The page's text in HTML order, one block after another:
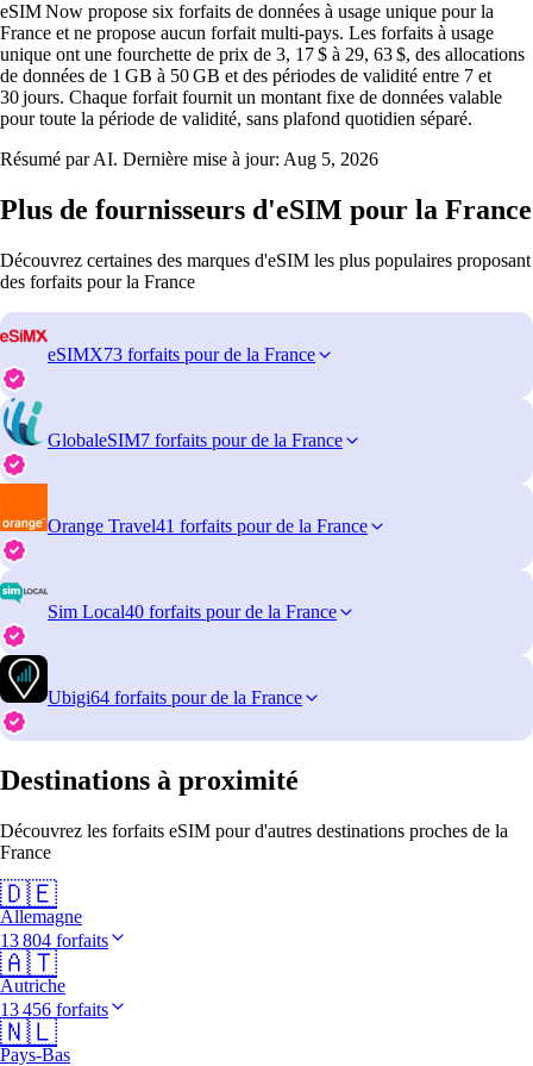
eSIM Now propose six forfaits de données à usage unique pour la
France et ne propose aucun forfait multi‑pays. Les forfaits à usage
unique ont une fourchette de prix de 3, 17 $ à 29, 63 $, des allocations
de données de 1 GB à 50 GB et des périodes de validité entre 7 et
30 jours. Chaque forfait fournit un montant fixe de données valable
pour toute la période de validité, sans plafond quotidien séparé.
Résumé par AI. Dernière mise à jour: Aug 5, 2026
Plus de fournisseurs d'eSIM pour la France
Découvrez certaines des marques d'eSIM les plus populaires proposant
des forfaits pour la France
eSIMX73 forfaits pour de la France
GlobaleSIM7 forfaits pour de la France
Orange Travel41 forfaits pour de la France
Sim Local40 forfaits pour de la France
Ubigi64 forfaits pour de la France
Destinations à proximité
Découvrez les forfaits eSIM pour d'autres destinations proches de la
France
🇩🇪
Allemagne
13 804 forfaits
🇦🇹
Autriche
13 456 forfaits
🇳🇱
Pays-Bas